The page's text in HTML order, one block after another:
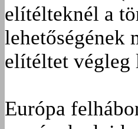
elítélteknél a
lehetőségének
elítéltet végleg
Európa